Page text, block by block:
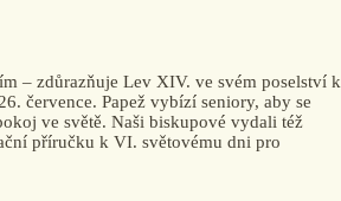
– zdůrazňuje Lev XIV. ve svém poselství k
července. Papež vybízí seniory, aby se
ve světě. Naši biskupové vydali též
příručku k VI. světovému dni pro